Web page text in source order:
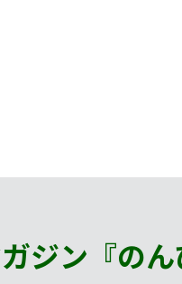
ジン『のん